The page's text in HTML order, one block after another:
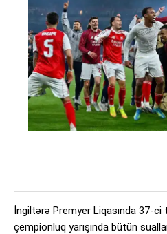
İngiltərə Premyer Liqasında 37-ci
çempionluq yarışında bütün